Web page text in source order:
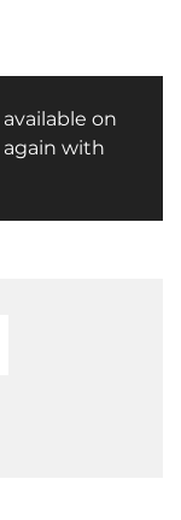
on
again with